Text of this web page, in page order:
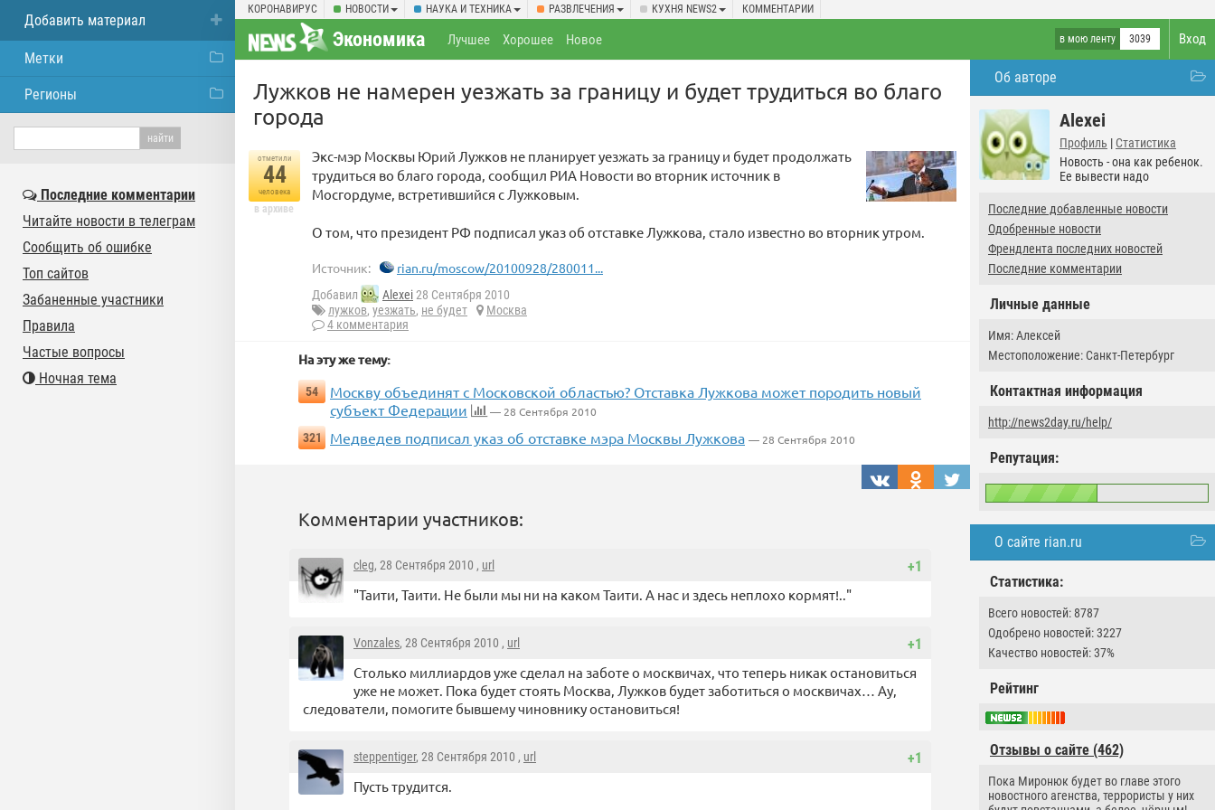
КОРОНАВИРУС НОВОСТИ НАУКА И ТЕХНИКА РАЗВЛЕЧЕНИЯ КУХНЯ NEWS2 КОММЕНТАРИИ
Вход
Экономика в мою ленту 3039
Лучшее Хорошее Новое
Об авторе
Alexei
Профиль | Статистика
Новость - она как ребенок.
Ее вывести надо
Последние добавленные новости
Одобренные новости
Френдлента последних новостей
Последние комментарии
Личные данные
Имя: Алексей
Местоположение: Санкт-Петербург
Контактная информация
http://news2day.ru/help/
Репутация:
О сайте rian.ru
Статистика:
Всего новостей: 8787
Одобрено новостей: 3227
Качество новостей: 37%
Рейтинг
Отзывы о сайте (462)
Пока Миронюк будет во главе этого
новостного агенства, террористы у них
Лужков не намерен уезжать за границу и будет трудиться во благо
города
отметили
44
человека
в архиве
Экс-мэр Москвы Юрий Лужков не планирует уезжать за границу и будет продолжать
трудиться во благо города, сообщил РИА Новости во вторник источник в
Мосгордуме, встретившийся с Лужковым.
О том, что президент РФ подписал указ об отставке Лужкова, стало известно во вторник утром.
Источник: rian.ru/moscow/20100928/280011...
Добавил Alexei28 Сентября 2010
лужков, уезжать, не будет
Москва
4 комментария
На эту же тему:
54
Москву объединят с Московской областью? Отставка Лужкова может породить новый
субъект Федерации
— 28 Сентября 2010
321
Медведев подписал указ об отставке мэра Москвы Лужкова — 28 Сентября 2010
Комментарии участников:
+1
cleg, 28 Сентября 2010 , url
"Таити, Таити. Не были мы ни на каком Таити. А нас и здесь неплохо кормят!.."
+1
Vonzales, 28 Сентября 2010 , url
Столько миллиардов уже сделал на заботе о москвичах, что теперь никак остановиться
уже не может. Пока будет стоять Москва, Лужков будет заботиться о москвичах… Ау,
следователи, помогите бывшему чиновнику остановиться!
+1
steppentiger, 28 Сентября 2010 , url
Пусть трудится.
Добавить материал
Метки
Регионы
Последние комментарии
Читайте новости в телеграм
Сообщить об ошибке
Топ сайтов
Забаненные участники
Правила
Частые вопросы
Ночная тема